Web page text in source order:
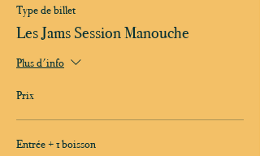
Type de billet
Les Jams Session Manouche
Plus d'info
Prix
Entrée + 1 boisson